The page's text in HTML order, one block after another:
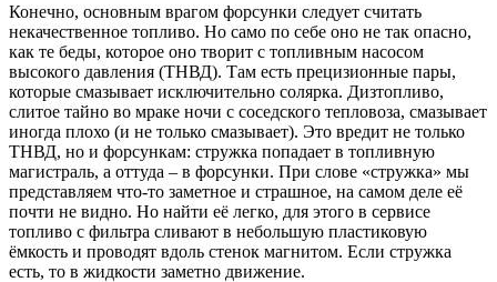
Конечно, основным врагом форсунки следует считать
некачественное топливо. Но само по себе оно не так опасно,
как те беды, которое оно творит с топливным насосом
высокого давления (ТНВД). Там есть прецизионные пары,
которые смазывает исключительно солярка. Дизтопливо,
слитое тайно во мраке ночи с соседского тепловоза, смазывает
иногда плохо (и не только смазывает). Это вредит не только
ТНВД, но и форсункам: стружка попадает в топливную
магистраль, а оттуда – в форсунки. При слове «стружка» мы
представляем что-то заметное и страшное, на самом деле её
почти не видно. Но найти её легко, для этого в сервисе
топливо с фильтра сливают в небольшую пластиковую
ёмкость и проводят вдоль стенок магнитом. Если стружка
есть, то в жидкости заметно движение.